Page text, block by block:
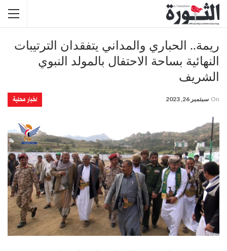
ريمة.. الحباري والمداني يتفقدان الترتيبات
النهائية بساحة الاحتفال بالمولد النبوي
الشريف
اخبار محلية On سبتمبر 26, 2023